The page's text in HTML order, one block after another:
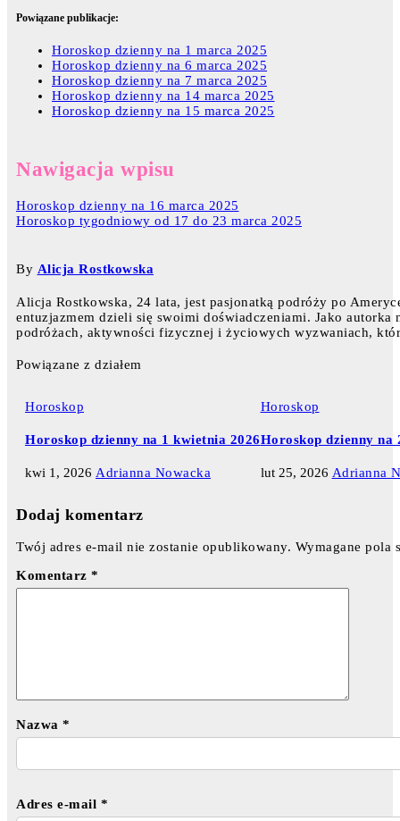
Powiązane publikacje:
Horoskop dzienny na 1 marca 2025
Horoskop dzienny na 6 marca 2025
Horoskop dzienny na 7 marca 2025
Horoskop dzienny na 14 marca 2025
Horoskop dzienny na 15 marca 2025
Nawigacja wpisu
Horoskop dzienny na 16 marca 2025
Horoskop tygodniowy od 17 do 23 marca 2025
By Alicja Rostkowska
Alicja Rostkowska, 24 lata, jest pasjonatką podróży po
entuzjazmem dzieli się swoimi doświadczeniami. Jako
podróżach, aktywności fizycznej i życiowych wyzwaniach,
Powiązane z działem
Horoskop
Horoskop dzienny na 1 kwietnia 2026
kwi 1, 2026 Adrianna Nowacka
Horoskop
Horoskop dzienny na
lut 25, 2026 Adrianna
Dodaj komentarz
Twój adres e-mail nie zostanie opublikowany. Wymagane pola
Komentarz *
Nazwa *
Adres e-mail *